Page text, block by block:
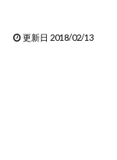
更新日 2018/02/13